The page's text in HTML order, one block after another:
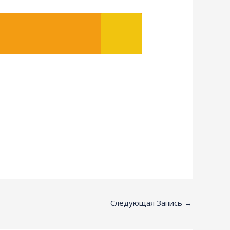
Следующая Запись →